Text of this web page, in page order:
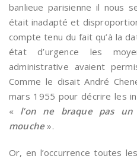
banlieue parisienne il nous
était inadapté et
compte tenu du fait qu’à la
état d’urgence les
administrative avaient
Comme le disait André
mars 1955 pour décrire les
« l’on ne braque pas
mouche».
Or, en l’occurrence toutes